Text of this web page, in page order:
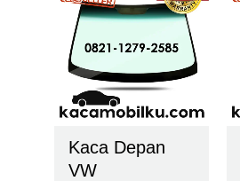
Kaca Depan
VW